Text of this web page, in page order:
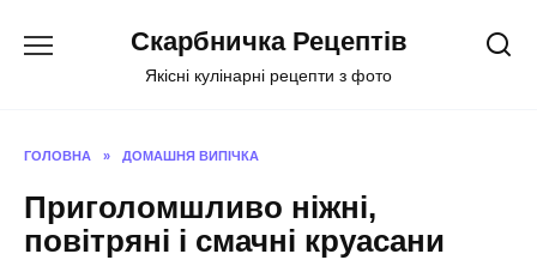
Скарбничка Рецептів
Якісні кулінарні рецепти з фото
ГОЛОВНА » ДОМАШНЯ ВИПІЧКА
Приголомшливо ніжні,
повітряні і смачні круасани